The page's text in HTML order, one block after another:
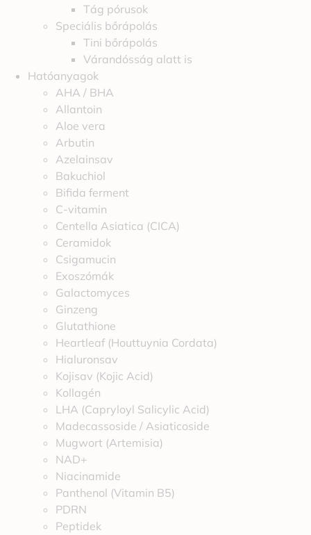
Tág pórusok
Speciális bőrápolás
Tini bőrápolás
Várandósság alatt is
Hatóanyagok
AHA / BHA
Allantoin
Aloe vera
Arbutin
Azelainsav
Bakuchiol
Bifida ferment
C-vitamin
Centella Asiatica (CICA)
Ceramidok
Csigamucin
Exoszómák
Galactomyces
Ginzeng
Glutathione
Heartleaf (Houttuynia Cordata)
Hialuronsav
Kojisav (Kojic Acid)
Kollagén
LHA (Capryloyl Salicylic Acid)
Madecassoside / Asiaticoside
Mugwort (Artemisia)
NAD+
Niacinamide
Panthenol (Vitamin B5)
PDRN
Peptidek